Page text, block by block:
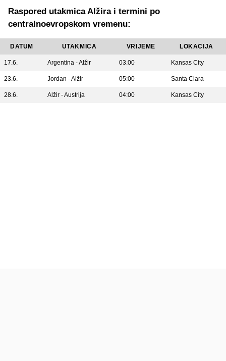
Raspored utakmica Alžira i termini po
centralnoevropskom vremenu:
DATUM UTAKMICA VRIJEME LOKACIJA
17.6. Argentina - Alžir 03.00 Kansas City
23.6. Jordan - Alžir 05:00 Santa Clara
28.6. Alžir - Austrija 04:00 Kansas City